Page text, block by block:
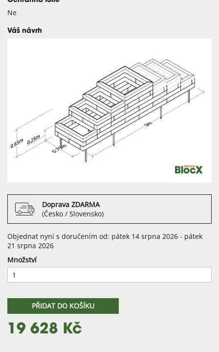
Ne
Váš návrh
Doprava ZDARMA
(Česko / Slovensko)
Objednat nyní s doručením od: pátek 14 srpna 2026 - pátek
21 srpna 2026
Množství
PŘIDAT DO KOŠÍKU
19 628 Kč